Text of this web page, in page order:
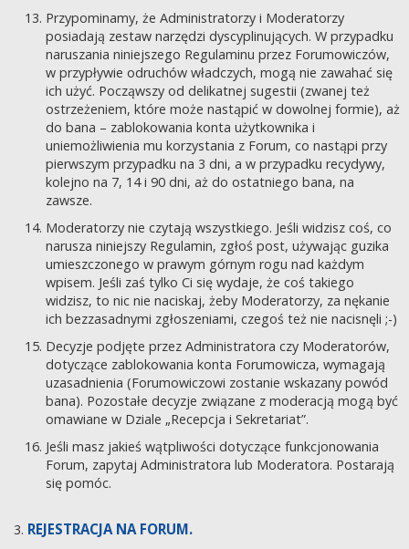
Przypominamy, że Administratorzy i Moderatorzy
posiadają zestaw narzędzi dyscyplinujących. W przypadku
naruszania niniejszego Regulaminu przez Forumowiczów,
w przypływie odruchów władczych, mogą nie zawahać się
ich użyć. Począwszy od delikatnej sugestii (zwanej też
ostrzeżeniem, które może nastąpić w dowolnej formie), aż
do bana – zablokowania konta użytkownika i
uniemożliwienia mu korzystania z Forum, co nastąpi przy
pierwszym przypadku na 3 dni, a w przypadku recydywy,
kolejno na 7, 14 i 90 dni, aż do ostatniego bana, na
zawsze.
Moderatorzy nie czytają wszystkiego. Jeśli widzisz coś, co
narusza niniejszy Regulamin, zgłoś post, używając guzika
umieszczonego w prawym górnym rogu nad każdym
wpisem. Jeśli zaś tylko Ci się wydaje, że coś takiego
widzisz, to nic nie naciskaj, żeby Moderatorzy, za nękanie
ich bezzasadnymi zgłoszeniami, czegoś też nie nacisnęli ;-)
Decyzje podjęte przez Administratora czy Moderatorów,
dotyczące zablokowania konta Forumowicza, wymagają
uzasadnienia (Forumowiczowi zostanie wskazany powód
bana). Pozostałe decyzje związane z moderacją mogą być
omawiane w Dziale „Recepcja i Sekretariat”.
Jeśli masz jakieś wątpliwości dotyczące funkcjonowania
Forum, zapytaj Administratora lub Moderatora. Postarają
się pomóc.
REJESTRACJA NA FORUM.